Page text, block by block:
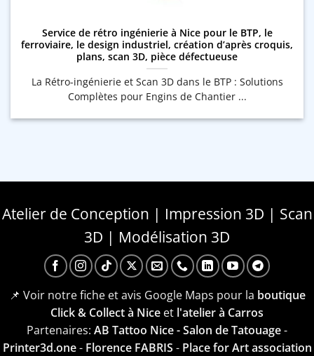
Service de rétro ingénierie à Nice pour le BTP, le
ferroviaire, le design industriel, création d’après croquis,
plans, scan 3D, pièce défectueuse
La Rétro-ingénierie et Scan 3D dans le BTP : Solutions
Complètes pour Engins de Chantier ...
Atelier de Conception | Impression 3D | Scan
3D | Modélisation 3D
📌 Voir notre fiche et avis Google Maps pour la boutique
Click & Collect à Nice et l'atelier à Carros
Partenaires: AB Tattoo Nice - Salon de Tatouage-
Printer3d.one- Florence FABRIS - Place for Art association